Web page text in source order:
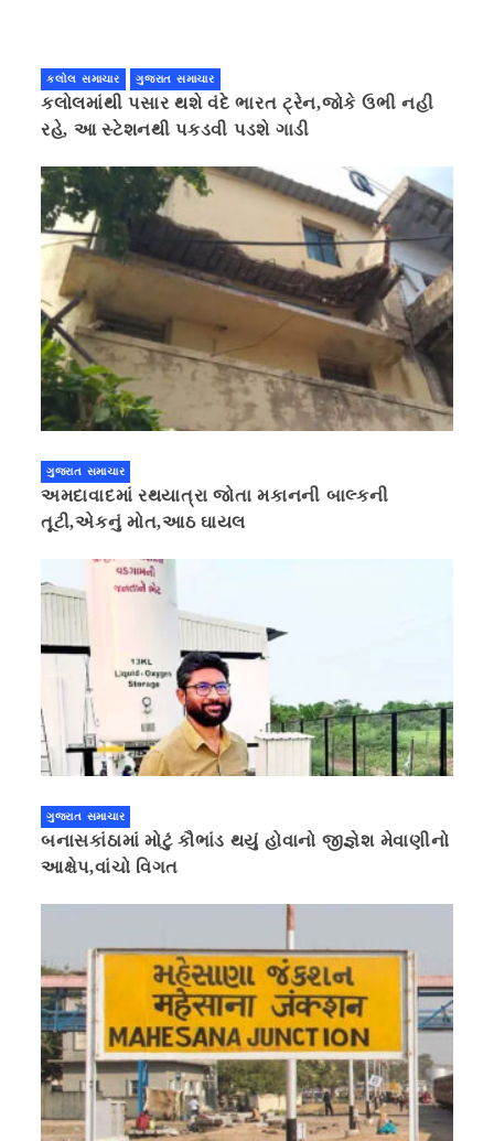
કલોલ સમાચાર ગુજરાત સમાચાર
કલોલમાંથી પસાર થશે વંદે ભારત ટ્રેન,જોકે ઉભી નહી
રહે, આ સ્ટેશનથી પકડવી પડશે ગાડી
ગુજરાત સમાચાર
અમદાવાદમાં રથયાત્રા જોતા મકાનની બાલ્કની
તૂટી,એકનું મોત,આઠ ઘાયલ
ગુજરાત સમાચાર
બનાસકાંઠામાં મોટું કૌભાંડ થયું હોવાનો જીજ્ઞેશ મેવાણીનો
આક્ષેપ,વાંચો વિગત